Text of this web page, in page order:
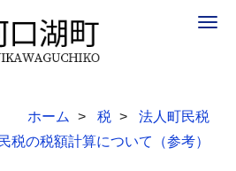
ホーム 税
法人町民税
税の税額計算について（参考）